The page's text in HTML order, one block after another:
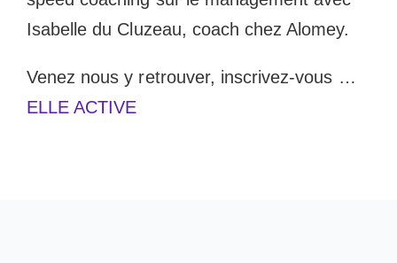
Isabelle du Cluzeau, coach chez Alomey.
Venez nous y retrouver, inscrivez-vous …
ELLE ACTIVE